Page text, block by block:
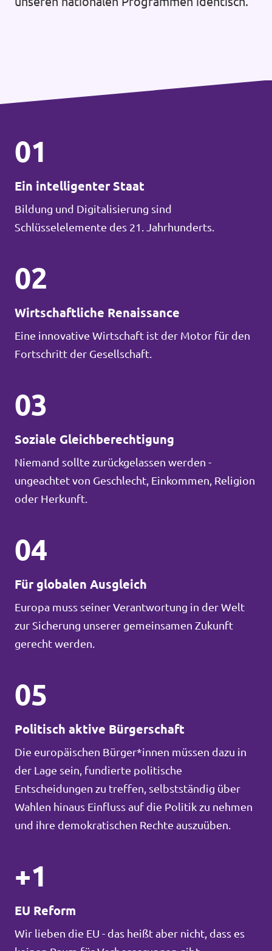
01
Ein intelligenter Staat
Bildung und Digitalisierung sind
Schlüsselelemente des 21. Jahrhunderts.
02
Wirtschaftliche Renaissance
Eine innovative Wirtschaft ist der Motor für den
Fortschritt der Gesellschaft.
03
Soziale Gleichberechtigung
Niemand sollte zurückgelassen werden -
ungeachtet von Geschlecht, Einkommen, Religion
oder Herkunft.
04
Für globalen Ausgleich
Europa muss seiner Verantwortung in der Welt
zur Sicherung unserer gemeinsamen Zukunft
gerecht werden.
05
Politisch aktive Bürgerschaft
Die europäischen Bürger*innen müssen dazu in
der Lage sein, fundierte politische
Entscheidungen zu treffen, selbstständig über
Wahlen hinaus Einfluss auf die Politik zu nehmen
und ihre demokratischen Rechte auszuüben.
+1
EU Reform
Wir lieben die EU - das heißt aber nicht, dass es